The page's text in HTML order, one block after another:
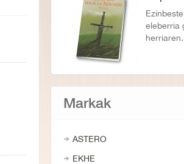
eleberria
Markak
ASTERO
EKHE